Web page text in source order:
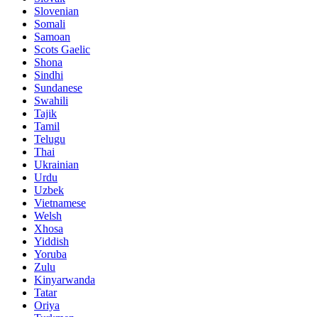
Slovenian
Somali
Samoan
Scots Gaelic
Shona
Sindhi
Sundanese
Swahili
Tajik
Tamil
Telugu
Thai
Ukrainian
Urdu
Uzbek
Vietnamese
Welsh
Xhosa
Yiddish
Yoruba
Zulu
Kinyarwanda
Tatar
Oriya